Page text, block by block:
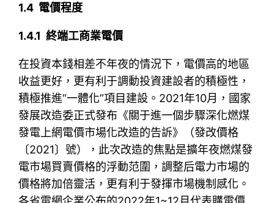
1.4 電價程度
1.4.1 終端工商業電價
在投資本錢相差不年夜的情況下，電價高的地區
收益更好，更有利于調動投資建設者的積極性，
積極推進“一體化”項目建設。2021年10月，國家
發展改造委正式發布《關于進一個步驟深化燃煤
發電上網電價市場化改造的告訴》（發改價格
〔2021〕號），此次改造的焦點是擴年夜燃煤發
電市場買賣價格的浮動范圍，調整后電力市場的
價格將加倍靈活，更有利于發揮市場機制感化。